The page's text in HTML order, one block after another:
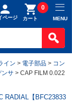
ページ カート
0
MENU
イン > 電子部品 > コン
ンサ > CAP FILM 0.022